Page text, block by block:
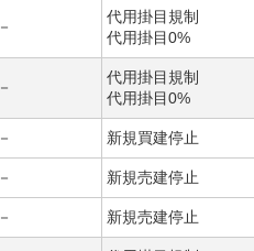
－
代用掛目規制
代用掛目0%
－
代用掛目規制
代用掛目0%
－ 新規買建停止
－ 新規売建停止
－ 新規売建停止